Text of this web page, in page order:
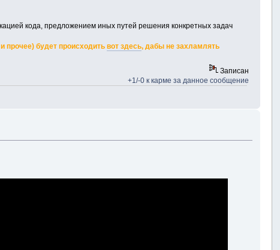
кода, предложением иных путей решения конкретных задач
прочее) будет происходитьвот здесь, дабы не захламлять
Записан
+1/-0 к карме за данное сообщение